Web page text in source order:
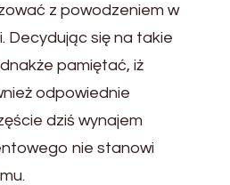
z powodzeniem w
Decydując się na takie
pamiętać, iż
odpowiednie
dziś wynajem
nie stanowi